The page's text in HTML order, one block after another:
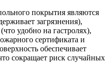
покрытия являются
загрязнения),
удобно на гастролях),
сертификата и
обеспечивает
сокращает риск случайных